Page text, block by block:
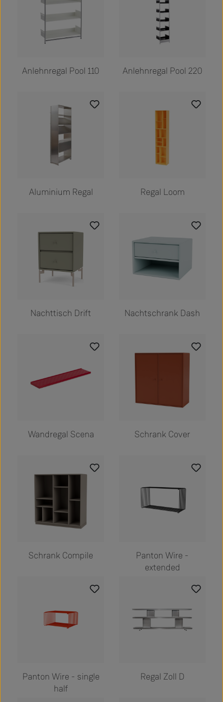
Anlehnregal Pool 110 Anlehnregal Pool 220
Aluminium Regal Regal Loom
Nachttisch Drift Nachtschrank Dash
Wandregal Scena Schrank Cover
Schrank Compile
Panton Wire -
extended
Panton Wire - single
half
Regal Zoll D